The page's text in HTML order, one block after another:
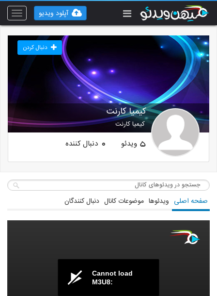
Toggle
آپلود ویدیو
کیمیا کارنت
کیمیا کارنت
دنبال کردن
5 ویدئو 0 دنبال کننده
صفحه اصلی ویدئوها موضوعات کانال دنبال کنندگان
Cannot load
M3U8: